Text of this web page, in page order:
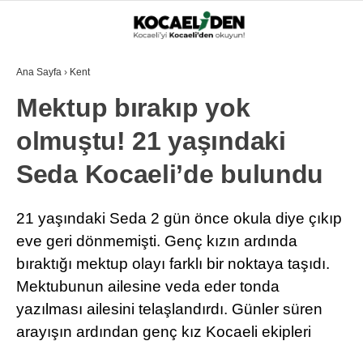
Ana Sayfa › Kent
Mektup bırakıp yok
olmuştu! 21 yaşındaki
Seda Kocaeli’de bulundu
21 yaşındaki Seda 2 gün önce okula diye çıkıp
eve geri dönmemişti. Genç kızın ardında
bıraktığı mektup olayı farklı bir noktaya taşıdı.
Mektubunun ailesine veda eder tonda
yazılması ailesini telaşlandırdı. Günler süren
arayışın ardından genç kız Kocaeli ekipleri